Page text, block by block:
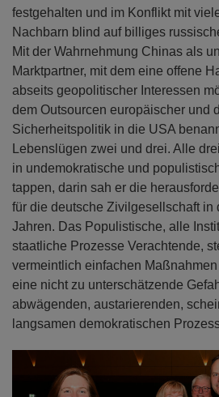
Überfall auf die gesamte Ukraine)
einem romantisierenden Bild von
festgehalten und im Konflikt mit
Nachbarn blind auf billiges
Mit der Wahrnehmung Chinas als
Marktpartner, mit dem eine offene
abseits geopolitischer Interessen
dem Outsourcen europäischer und
Sicherheitspolitik in die USA
Lebenslügen zwei und drei. Alle
in undemokratische und
tappen, darin sah er die
für die deutsche Zivilgesellschaft in
vermeintlich einfachen Maßnahmen
eine nicht zu unterschätzende
abwägenden, austarierenden,
langsamen demokratischen